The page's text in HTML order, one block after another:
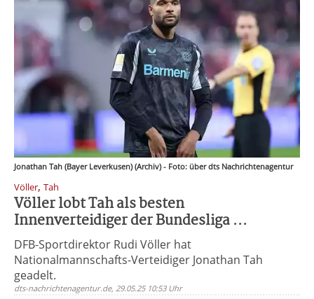
Jonathan Tah (Bayer Leverkusen) (Archiv) - Foto: über dts Nachrichtenagentur
Völler, Tah
Völler lobt Tah als besten
Innenverteidiger der Bundesliga ...
DFB-Sportdirektor Rudi Völler hat
Nationalmannschafts-Verteidiger Jonathan Tah
geadelt.
dts-nachrichtenagentur.de, 29.05.25 10:53 Uhr